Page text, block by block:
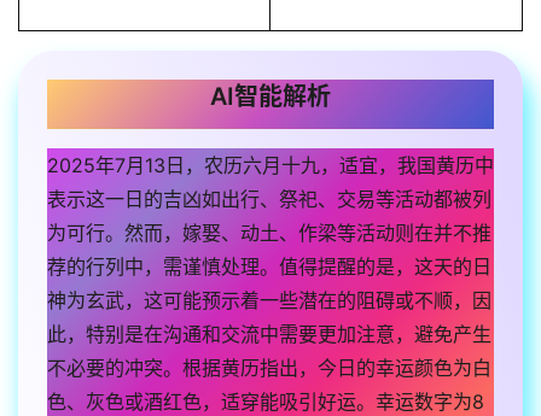
AI智能解析
2025年7月13日，农历六月十九，适宜，我国黄历中
表示这一日的吉凶如出行、祭祀、交易等活动都被列
为可行。然而，嫁娶、动土、作梁等活动则在并不推
荐的行列中，需谨慎处理。值得提醒的是，这天的日
神为玄武，这可能预示着一些潜在的阻碍或不顺，因
此，特别是在沟通和交流中需要更加注意，避免产生
不必要的冲突。根据黄历指出，今日的幸运颜色为白
色、灰色或酒红色，适穿能吸引好运。幸运数字为8